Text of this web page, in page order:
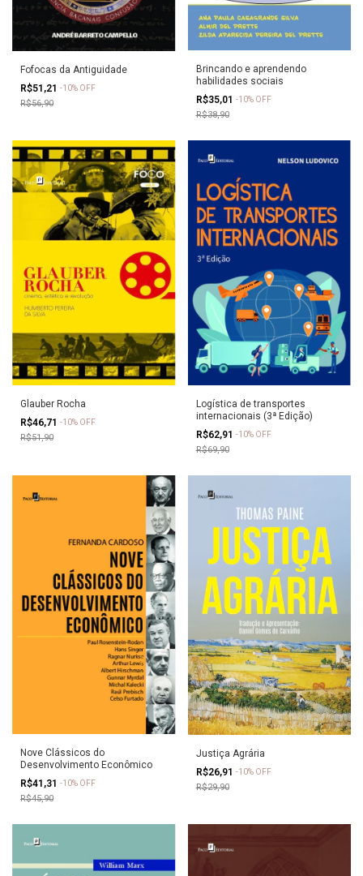
Fofocas da Antiguidade
R$51,21 -10% OFF
R$56,90
Brincando e aprendendo
habilidades sociais
R$35,01 -10% OFF
R$38,90
Glauber Rocha
R$46,71 -10% OFF
R$51,90
Logística de transportes
internacionais (3ª Edição)
R$62,91 -10% OFF
R$69,90
Nove Clássicos do
Desenvolvimento Econômico
R$41,31 -10% OFF
R$45,90
Justiça Agrária
R$26,91 -10% OFF
R$29,90